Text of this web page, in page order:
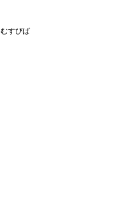
むすびば